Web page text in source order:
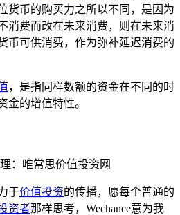
货币的购买力之所以不同，是因为
消费而改在未来消费，则在未来消
币可供消费，作为弥补延迟消费的
，是指同样数额的资金在不同的时
金的增值特性。
：唯常思价值投资网
于价值投资的传播，愿每个普通的
资者那样思考，Wechance意为我